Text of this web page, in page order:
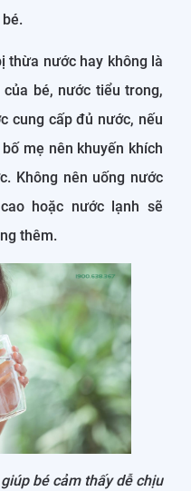
thừa nước hay không là
bé, nước tiểu trong,
cung cấp đủ nước, nếu
mẹ nên khuyến khích
Không nên uống nước
hoặc nước lạnh sẽ
thêm.
bé cảm thấy dễ chịu